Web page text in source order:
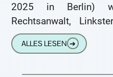
2025 in Berlin)
Rechtsanwalt,
Neonazi und
Mitbegründer des
ALLES LESEN ➔